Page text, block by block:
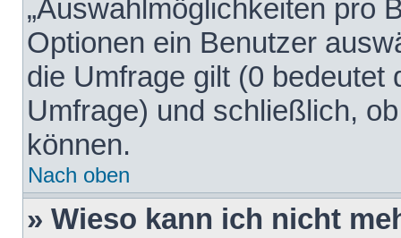
„Auswahlmöglichkeiten pro
Optionen ein Benutzer
die Umfrage gilt (0 bedeutet
Umfrage) und schließlich,
können.
Nach oben
» Wieso kann ich nicht